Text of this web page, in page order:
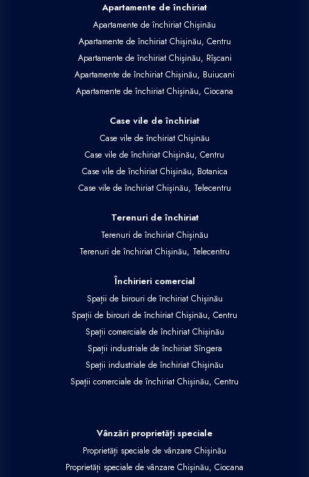
Apartamente de închiriat
Apartamente de închiriat Chișinău
Apartamente de închiriat Chișinău, Centru
Apartamente de închiriat Chișinău, Rîșcani
Apartamente de închiriat Chișinău, Buiucani
Apartamente de închiriat Chișinău, Ciocana
Case vile de închiriat
Case vile de închiriat Chișinău
Case vile de închiriat Chișinău, Centru
Case vile de închiriat Chișinău, Botanica
Case vile de închiriat Chișinău, Telecentru
Terenuri de închiriat
Terenuri de închiriat Chișinău
Terenuri de închiriat Chișinău, Telecentru
Închirieri comercial
Spații de birouri de închiriat Chișinău
Spații de birouri de închiriat Chișinău, Centru
Spații comerciale de închiriat Chișinău
Spații industriale de închiriat Sîngera
Spații industriale de închiriat Chișinău
Spații comerciale de închiriat Chișinău, Centru
Vânzări proprietăți speciale
Proprietăți speciale de vânzare Chișinău
Proprietăți speciale de vânzare Chișinău, Ciocana